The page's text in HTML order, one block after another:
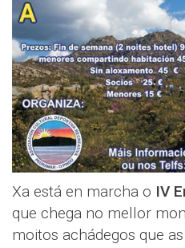
Xa está en marcha o IV
que chega no mellor
moitos achádegos que